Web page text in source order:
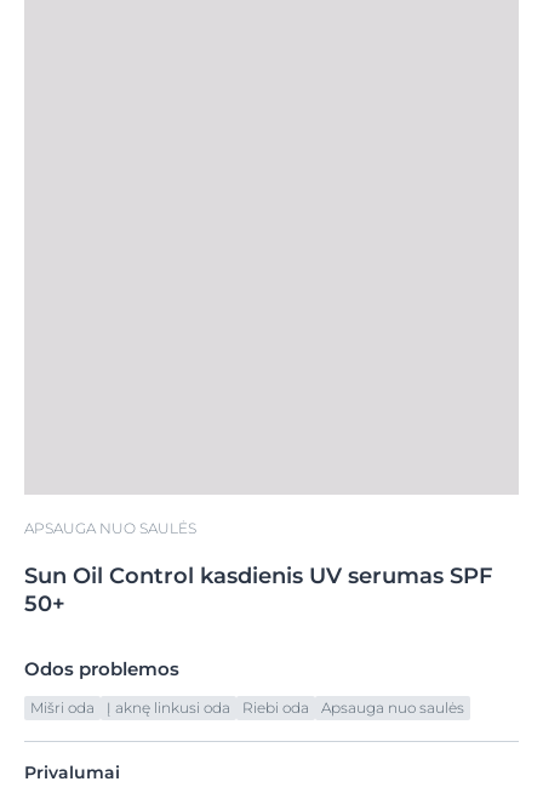
APSAUGA NUO SAULĖS
Sun Oil Control kasdienis UV serumas SPF
50+
Odos problemos
Mišri oda Į aknę linkusi oda Riebi oda Apsauga nuo saulės
Privalumai